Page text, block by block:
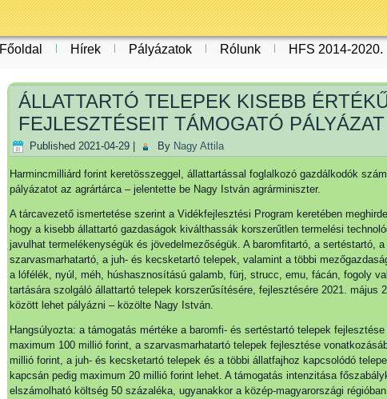
Főoldal Hírek Pályázatok Rólunk HFS 2014-2020.
ÁLLATTARTÓ TELEPEK KISEBB
FEJLESZTÉSEIT TÁMOGATÓ
Published 2021-04-29 By Nagy Attila
Harmincmilliárd forint keretösszeggel, állattartással foglalkozó gazdálkodók
pályázatot az agrártárca – jelentette be Nagy István agrárminiszter.
A tárcavezető ismertetése szerint a Vidékfejlesztési Program keretében
hogy a kisebb állattartó gazdaságok kiválthassák korszerűtlen termelési
javulhat termelékenységük és jövedelmezőségük. A baromfitartó, a sertéstartó, a
szarvasmarhatartó, a juh- és kecsketartó telepek, valamint a többi
a lófélék, nyúl, méh, húshasznosítású galamb, fürj, strucc, emu, fácán, fogoly
tartására szolgáló állattartó telepek korszerűsítésére, fejlesztésére 2021. május
között lehet pályázni – közölte Nagy István.
Hangsúlyozta: a támogatás mértéke a baromfi- és sertéstartó telepek fejlesztése
maximum 100 millió forint, a szarvasmarhatartó telepek fejlesztése
millió forint, a juh- és kecsketartó telepek és a többi állatfajhoz kapcsolódó
kapcsán pedig maximum 20 millió forint lehet. A támogatás intenzitása
elszámolható költség 50 százaléka, ugyanakkor a közép-magyarországi